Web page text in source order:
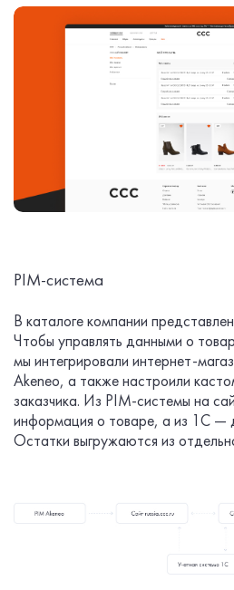
PIM-система
В каталоге компании
Чтобы управлять данными о
мы интегрировали интернет-
Akeneo, а также настроили
заказчика. Из PIM-системы на
информация о товаре, а из 1С —
Остатки выгружаются из